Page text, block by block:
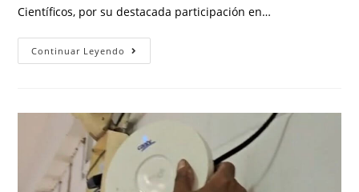
Científicos, por su destacada participación en…
Continuar Leyendo